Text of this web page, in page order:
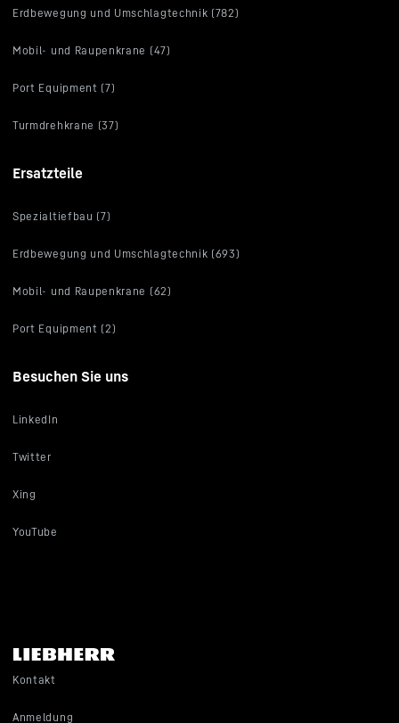
Erdbewegung und Umschlagtechnik (782)
Mobil- und Raupenkrane (47)
Port Equipment (7)
Turmdrehkrane (37)
Ersatzteile
Spezialtiefbau (7)
Erdbewegung und Umschlagtechnik (693)
Mobil- und Raupenkrane (62)
Port Equipment (2)
Besuchen Sie uns
LinkedIn
Twitter
Xing
YouTube
Kontakt
Anmeldung